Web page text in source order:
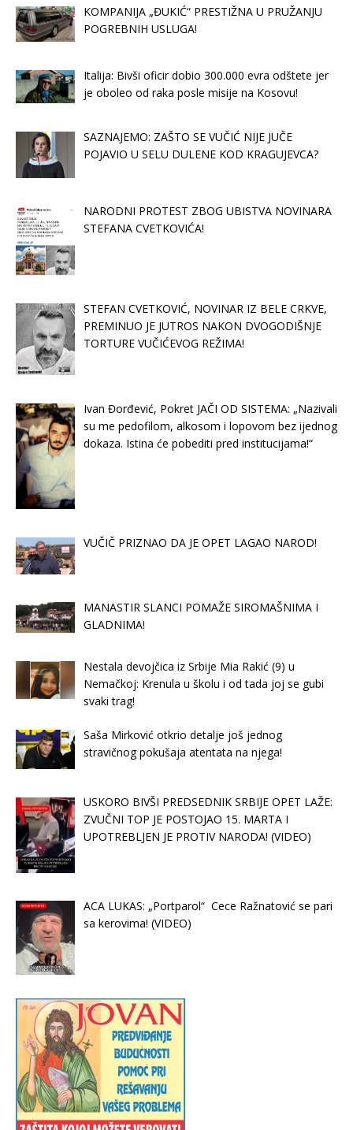
KOMPANIJA „ĐUKIĆ“ PRESTIŽNA U PRUŽANJU
POGREBNIH USLUGA!
Italija: Bivši oficir dobio 300.000 evra odštete jer
je oboleo od raka posle misije na Kosovu!
SAZNAJEMO: ZAŠTO SE VUČIĆ NIJE JUČE
POJAVIO U SELU DULENE KOD KRAGUJEVCA?
NARODNI PROTEST ZBOG UBISTVA NOVINARA
STEFANA CVETKOVIĆA!
STEFAN CVETKOVIĆ, NOVINAR IZ BELE CRKVE,
PREMINUO JE JUTROS NAKON DVOGODIŠNJE
TORTURE VUČIĆEVOG REŽIMA!
Ivan Đorđević, Pokret JAČI OD SISTEMA: „Nazivali
su me pedofilom, alkosom i lopovom bez ijednog
dokaza. Istina će pobediti pred institucijama!“
VUČIČ PRIZNAO DA JE OPET LAGAO NAROD!
MANASTIR SLANCI POMAŽE SIROMAŠNIMA I
GLADNIMA!
Nestala devojčica iz Srbije Mia Rakić (9) u
Nemačkoj: Krenula u školu i od tada joj se gubi
svaki trag!
Saša Mirković otkrio detalje još jednog
stravičnog pokušaja atentata na njega!
USKORO BIVŠI PREDSEDNIK SRBIJE OPET LAŽE:
ZVUČNI TOP JE POSTOJAO 15. MARTA I
UPOTREBLJEN JE PROTIV NARODA! (VIDEO)
ACA LUKAS: „Portparol“ Cece Ražnatović se pari
sa kerovima! (VIDEO)